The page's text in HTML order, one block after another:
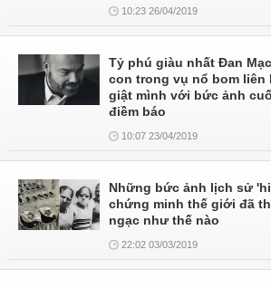
10:23 26/04/2019
Tỷ phú giàu nhất Đan
con trong vụ nổ bom liên
giật mình với bức ảnh
điềm báo
10:07 23/04/2019
Những bức ảnh lịch sử
chứng minh thế giới đã
ngạc như thế nào
22:02 03/03/2019